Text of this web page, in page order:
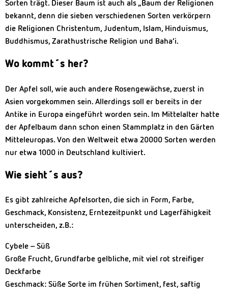
Sorten trägt. Dieser Baum ist auch als „Baum der Religionen
bekannt, denn die sieben verschiedenen Sorten verkörpern
die Religionen Christentum, Judentum, Islam, Hinduismus,
Buddhismus, Zarathustrische Religion und Baha’i.
Wo kommt´s her?
Der Apfel soll, wie auch andere Rosengewächse, zuerst in
Asien vorgekommen sein. Allerdings soll er bereits in der
Antike in Europa eingeführt worden sein. Im Mittelalter hatte
der Apfelbaum dann schon einen Stammplatz in den Gärten
Mitteleuropas. Von den Weltweit etwa 20000 Sorten werden
nur etwa 1000 in Deutschland kultiviert.
Wie sieht´s aus?
Es gibt zahlreiche Apfelsorten, die sich in Form, Farbe,
Geschmack, Konsistenz, Erntezeitpunkt und Lagerfähigkeit
unterscheiden, z.B.:
Cybele – Süß
Große Frucht, Grundfarbe gelbliche, mit viel rot streifiger
Deckfarbe
Geschmack: Süße Sorte im frühen Sortiment, fest, saftig